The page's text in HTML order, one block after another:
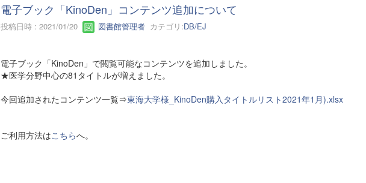
電子ブック「KinoDen」コンテンツ追加について
投稿日時 : 2021/01/20 図書館管理者カテゴリ:DB/EJ
電子ブック「KinoDen」で閲覧可能なコンテンツを追加しました。
★医学分野中心の81タイトルが増えました。
今回追加されたコンテンツ一覧⇒東海大学様_KinoDen購入タイトルリスト2021年1月).xlsx
ご利用方法はこちらへ。